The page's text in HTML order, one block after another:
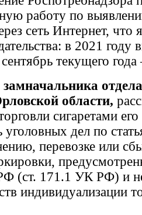
работу по
сеть Интернет, что
в 2021 году
текущего
замначальника
области,
сигаретами
уголовных дел по
перевозке или
РФ (ст. 171.1 УК РФ) и
индивидуализации